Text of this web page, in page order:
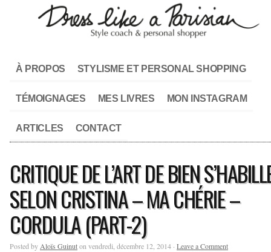
À PROPOS STYLISME ET PERSONAL SHOPPING
TÉMOIGNAGES MES LIVRES MON INSTAGRAM
ARTICLES CONTACT
CRITIQUE DE L’ART DE BIEN
SELON CRISTINA – MA CHÉRIE –
CORDULA (PART-2)
Posted by Aloïs Guinuton vendredi, décembre 12, 2014 · Leave a Comment